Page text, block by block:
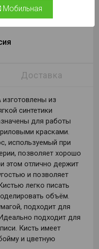
Доставка
из
синтетики
для работы
красками.
используемый при
позволяет хорошо
этом отлично держит
и позволяет
легко писать
объём.
подходит для
подходит для
Кисть имеет
и цветную
Мобильная